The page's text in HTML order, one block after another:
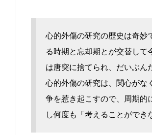
心的外傷の研究の歴史は奇妙
る時期と忘却期とが交替して
は唐突に捨てられ、だいぶん
心的外傷の研究は、関心がな
争を惹き起こすので、周期的
し何度も「考えることができ